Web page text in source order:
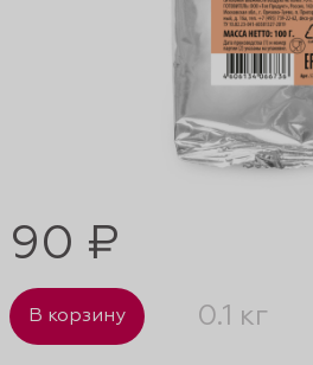
90 ₽
В корзину 0.1 кг